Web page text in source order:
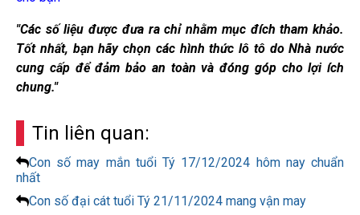
"Các số liệu được đưa ra chỉ nhằm mục đích tham khảo.
Tốt nhất, bạn hãy chọn các hình thức lô tô do Nhà nước
cung cấp để đảm bảo an toàn và đóng góp cho lợi ích
chung."
Tin liên quan:
Con số may mắn tuổi Tý 17/12/2024 hôm nay chuẩn
nhất
Con số đại cát tuổi Tý 21/11/2024 mang vận may